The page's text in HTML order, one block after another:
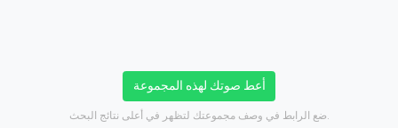
أعط صوتك لهذه المجموعة